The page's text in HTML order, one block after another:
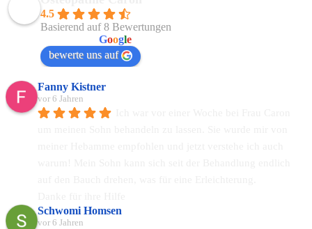
4.5
Basierend auf 8 Bewertungen
Google
bewerte uns auf
Fanny Kistner
vor 6 Jahren
Schwomi Homsen
vor 6 Jahren